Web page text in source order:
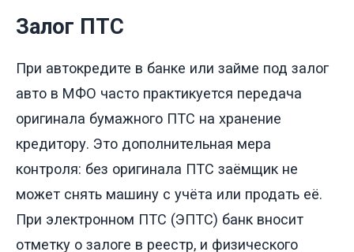
Залог ПТС
При автокредите в банке или займе под залог
авто в МФО часто практикуется передача
оригинала бумажного ПТС на хранение
кредитору. Это дополнительная мера
контроля: без оригинала ПТС заёмщик не
может снять машину с учёта или продать её.
При электронном ПТС (ЭПТС) банк вносит
отметку о залоге в реестр, и физического